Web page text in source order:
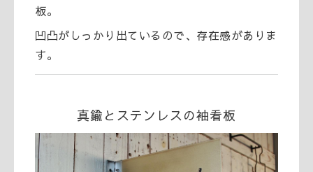
板。
凹凸がしっかり出ているので、存在感がありま
す。
真鍮とステンレスの袖看板